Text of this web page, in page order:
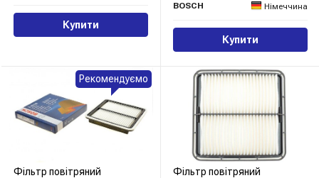
Купити
BOSCH
Німеччина
Купити
Фільтр повітряний
Рекомендуємо
Фільтр повітряний